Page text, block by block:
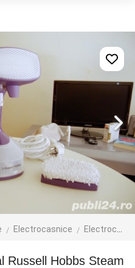
Electrocasnice Electrocasnice mici
Russell Hobbs Steam